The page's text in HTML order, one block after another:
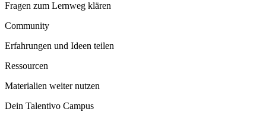
Fragen zum Lernweg klären
Community
Erfahrungen und Ideen teilen
Ressourcen
Materialien weiter nutzen
Dein Talentivo Campus